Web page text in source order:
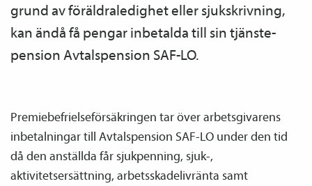
grund av föräldraledighet eller sjukskrivning,
kan ändå få pengar inbetalda till sin tjänste­
pension Avtals­pension SAF-LO.
Premiebefrielse­försäkringen tar över arbetsgivarens
inbetalningar till Avtals­pension SAF-LO under den tid
då den anställda får sjukpenning, sjuk-,
aktivitetsersättning, arbetsskadelivränta samt